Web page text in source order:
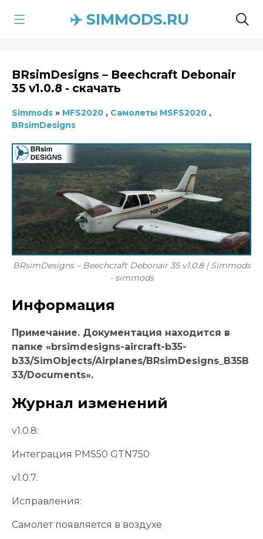
✈️ SIMMODS.RU
BRsimDesigns – Beechcraft Debonair
35 v1.0.8 - скачать
Simmods » MFS2020 , Самолеты MSFS2020 ,
BRsimDesigns
BRsimDesigns – Beechcraft Debonair 35 v1.0.8 | Simmods
- simmods
Информация
Примечание. Документация находится в
папке «brsimdesigns-aircraft-b35-
b33/SimObjects/Airplanes/BRsimDesigns_B35B
33/Documents».
Журнал изменений
v1.0.8:
Интеграция PMS50 GTN750
v1.0.7:
Исправления:
Самолет появляется в воздухе